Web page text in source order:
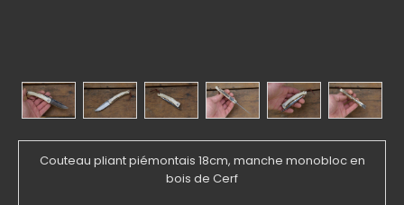
Couteau pliant piémontais 18cm, manche monobloc en
bois de Cerf